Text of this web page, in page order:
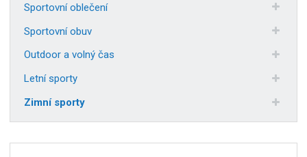
Sportovní oblečení
Sportovní obuv
Outdoor a volný čas
Letní sporty
Zimní sporty